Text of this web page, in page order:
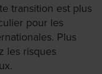
transition est plus
pour les
Plus
les risques